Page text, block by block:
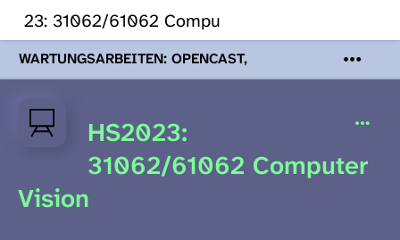
31062/61062 Computer Vision
WARTUNGSARBEITEN: OPENCAST,
PODCASTS & TOBIRA
Mi 19. August
Wartungsarbeiten an den Opencast-
Servern werden Ihnen Podcasts,
Opencast-Videos und Tobira nicht zur
Verfügung stehen. Kontakt:
www.podcast.unibe.ch
HS2023:
31062/61062 Computer
Vision